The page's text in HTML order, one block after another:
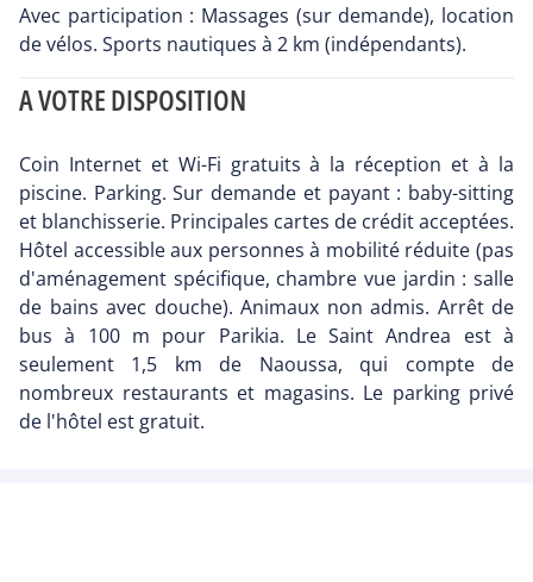
Avec participation : Massages (sur demande), location
de vélos. Sports nautiques à 2 km (indépendants).
A VOTRE DISPOSITION
Coin Internet et Wi-Fi gratuits à la réception et à la
piscine. Parking. Sur demande et payant : baby-sitting
et blanchisserie. Principales cartes de crédit acceptées.
Hôtel accessible aux personnes à mobilité réduite (pas
d'aménagement spécifique, chambre vue jardin : salle
de bains avec douche). Animaux non admis. Arrêt de
bus à 100 m pour Parikia. Le Saint Andrea est à
seulement 1,5 km de Naoussa, qui compte de
nombreux restaurants et magasins. Le parking privé
de l'hôtel est gratuit.